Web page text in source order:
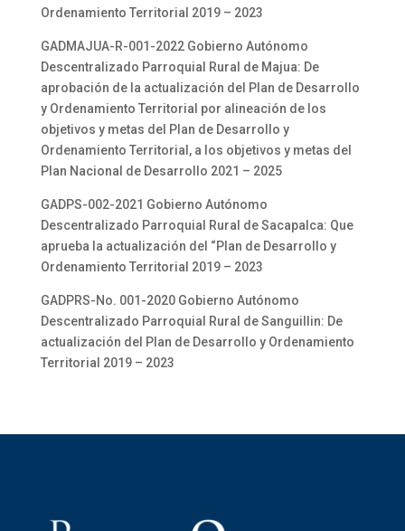
Ordenamiento Territorial 2019 – 2023
GADMAJUA-R-001-2022 Gobierno Autónomo
Descentralizado Parroquial Rural de Majua: De
aprobación de la actualización del Plan de Desarrollo
y Ordenamiento Territorial por alineación de los
objetivos y metas del Plan de Desarrollo y
Ordenamiento Territorial, a los objetivos y metas del
Plan Nacional de Desarrollo 2021 – 2025
GADPS-002-2021 Gobierno Autónomo
Descentralizado Parroquial Rural de Sacapalca: Que
aprueba la actualización del “Plan de Desarrollo y
Ordenamiento Territorial 2019 – 2023
GADPRS-No. 001-2020 Gobierno Autónomo
Descentralizado Parroquial Rural de Sanguillin: De
actualización del Plan de Desarrollo y Ordenamiento
Territorial 2019 – 2023